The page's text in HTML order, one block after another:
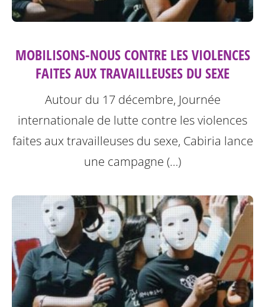
MOBILISONS-NOUS CONTRE LES VIOLENCES
FAITES AUX TRAVAILLEUSES DU SEXE
Autour du 17 décembre, Journée
internationale de lutte contre les violences
faites aux travailleuses du sexe, Cabiria lance
une campagne (…)